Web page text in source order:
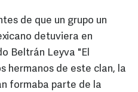
de que un grupo un
detuviera en
Beltrán Leyva "El
hermanos de este clan, la
formaba parte de la